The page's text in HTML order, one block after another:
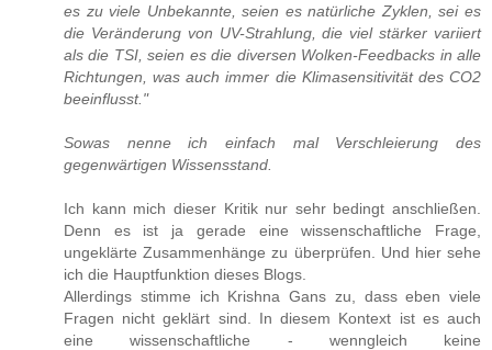
es zu viele Unbekannte, seien es natürliche Zyklen, sei es
die Veränderung von UV-Strahlung, die viel stärker variiert
als die TSI, seien es die diversen Wolken-Feedbacks in alle
Richtungen, was auch immer die Klimasensitivität des CO2
beeinflusst."
Sowas nenne ich einfach mal Verschleierung des
gegenwärtigen Wissensstand.
Ich kann mich dieser Kritik nur sehr bedingt anschließen.
Denn es ist ja gerade eine wissenschaftliche Frage,
ungeklärte Zusammenhänge zu überprüfen. Und hier sehe
ich die Hauptfunktion dieses Blogs.
Allerdings stimme ich Krishna Gans zu, dass eben viele
Fragen nicht geklärt sind. In diesem Kontext ist es auch
eine wissenschaftliche - wenngleich keine